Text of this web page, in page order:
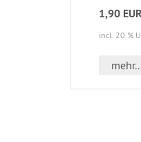
1,90 EUR
incl. 20 %